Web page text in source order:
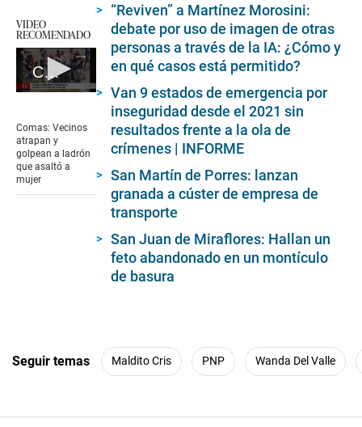
VIDEO
RECOMENDADO
Comas: Vecinos atrapan y golpean a ladrón que asaltó a mujer
of
1
minute,
50
seconds
Comas: Vecinos
atrapan y
golpean a ladrón
que asaltó a
mujer
“Reviven” a Martínez Morosini:
debate por uso de imagen de otras
personas a través de la IA: ¿Cómo y
en qué casos está permitido?
Van 9 estados de emergencia por
inseguridad desde el 2021 sin
resultados frente a la ola de
crímenes | INFORME
San Martín de Porres: lanzan
granada a cúster de empresa de
transporte
San Juan de Miraflores: Hallan un
feto abandonado en un montículo
de basura
Seguir temas Maldito Cris PNP Wanda Del Valle